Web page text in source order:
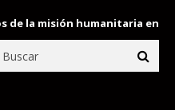
misión humanitaria enviada a